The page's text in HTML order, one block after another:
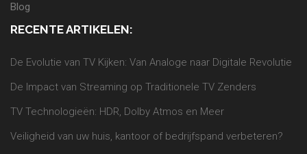
Blog
RECENTE ARTIKELEN:
De Evolutie van TV Kijken: Van Analoge naar Digitale Revolutie
De Impact van Streaming op Traditionele TV Zenders
TV Technologieën: HDR, Dolby Atmos en Meer
Veiligheid van uw huis, kantoor of bedrijfspand verbeteren?